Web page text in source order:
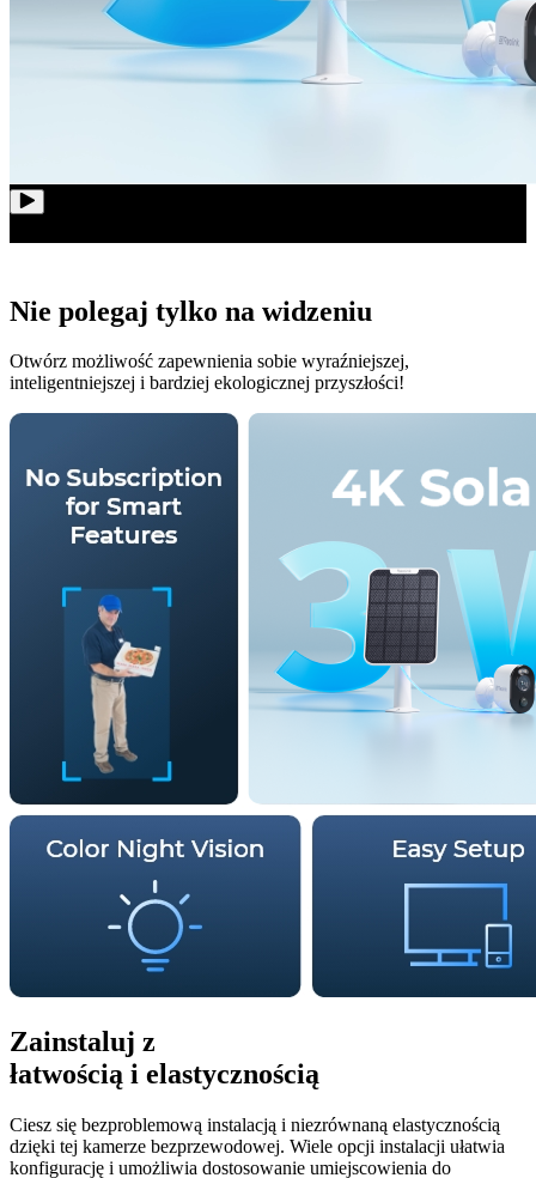
Nie polegaj tylko na widzeniu
Otwórz możliwość zapewnienia sobie wyraźniejszej,
inteligentniejszej i bardziej ekologicznej przyszłości!
Zainstaluj z
łatwością i elastycznością
Ciesz się bezproblemową instalacją i niezrównaną elastycznością
dzięki tej kamerze bezprzewodowej. Wiele opcji instalacji ułatwia
konfigurację i umożliwia dostosowanie umiejscowienia do